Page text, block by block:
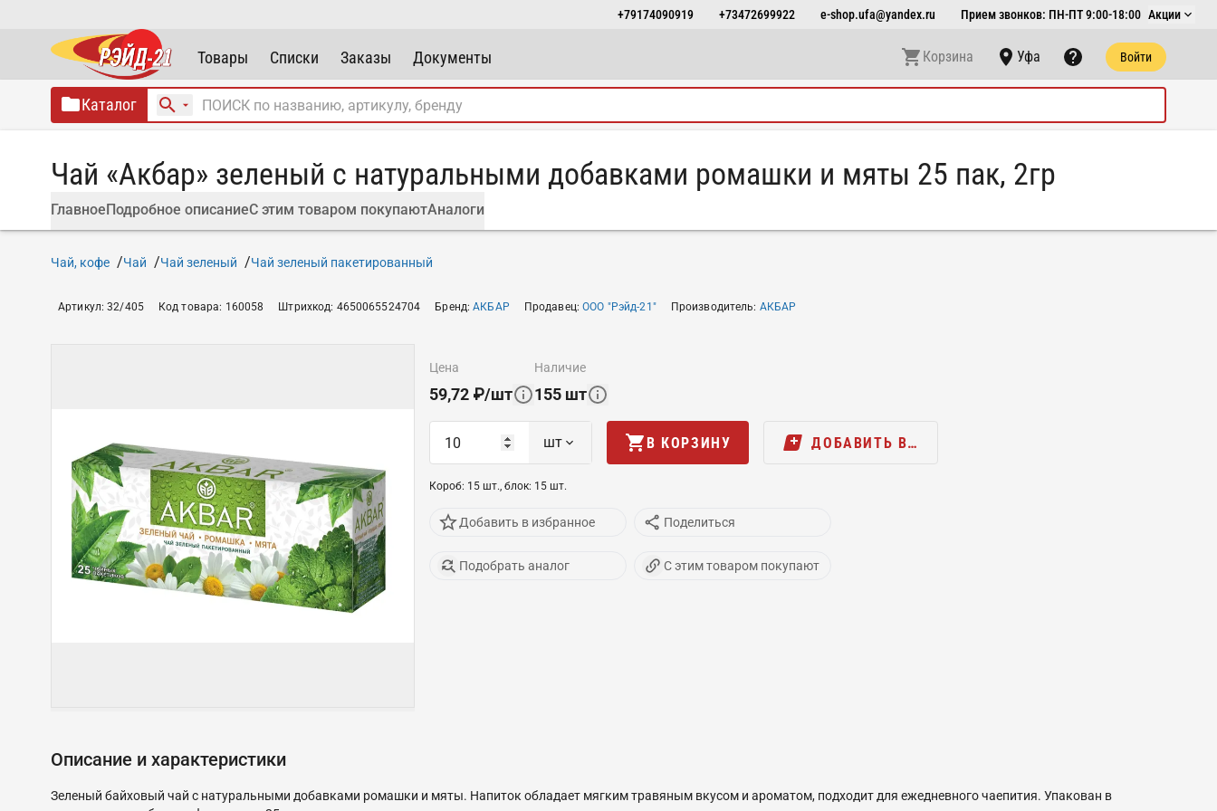
+79174090919 +73472699922 e-shop.ufa@yandex.ru Прием звонков: ПН-ПТ 9:00-18:00 Акции
Товары Списки Заказы Документы Корзина Уфа Войти
Каталог
Чай «Акбар» зеленый с натуральными добавками ромашки и мяты 25 пак, 2гр
ГлавноеПодробное описаниеС этим товаром покупаютАналоги
Чай, кофе Чай Чай зеленый Чай зеленый пакетированный
Артикул:32/405 Код товара: 160058 Штрихкод: 4650065524704 Бренд:АКБАР Продавец:ООО "Рэйд-21" Производитель: АКБАР
цена
59,72 ₽/шт
наличие
155 шт
шт В КОРЗИНУ ДОБАВИТЬ В…
Короб: 15 шт., блок: 15 шт.
Добавить в избранное Поделиться
Подобрать аналог С этим товаром покупают
Описание и характеристики
Зеленый байховый чай с натуральными добавками ромашки и мяты. Напиток обладает мягким травяным вкусом и ароматом, подходит для ежедневного чаепития. Упакован в